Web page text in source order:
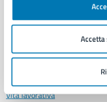
Documenti e certificati
Educazione e formazione
Imprese e commercio
Salute, benessere e
Servizi Cimiteriali
Vita lavorativa